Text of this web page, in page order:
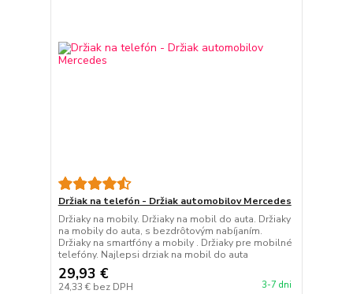
Držiak na telefón - Držiak automobilov Mercedes
Držiaky na mobily. Držiaky na mobil do auta. Držiaky
na mobily do auta, s bezdrôtovým nabíjaním.
Držiaky na smartfóny a mobily . Držiaky pre mobilné
telefóny. Najlepsi drziak na mobil do auta
29,93 €
24,33 € bez DPH 3-7 dni